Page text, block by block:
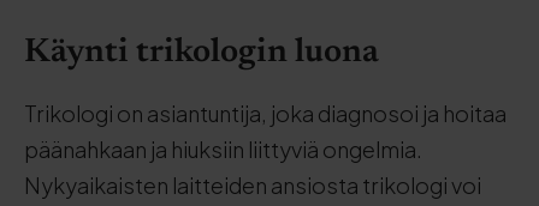
Käynti trikologin luona
Trikologi on asiantuntija, joka diagnosoi ja hoitaa
päänahkaan ja hiuksiin liittyviä ongelmia.
Nykyaikaisten laitteiden ansiosta trikologi voi